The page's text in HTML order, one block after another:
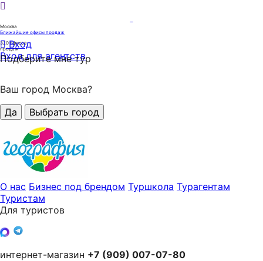
Москва
Ближайшие офисы продаж
320офисов
продаж
Вход
Вход для агентств
Подберите мне тур
Ваш город Москва?
Да
Выбрать город
О нас Бизнес под брендом Туршкола Турагентам
Туристам
Для туристов
интернет-магазин +7 (909) 007-07-80